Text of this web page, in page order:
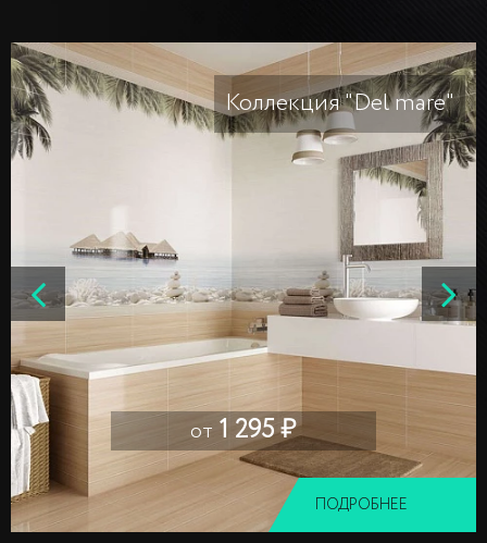
Коллекция "Del mare"
от 1 295 ₽
ПОДРОБНЕЕ